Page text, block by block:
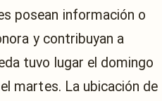
posean información o
y contribuyan a
tuvo lugar el domingo
martes. La ubicación de